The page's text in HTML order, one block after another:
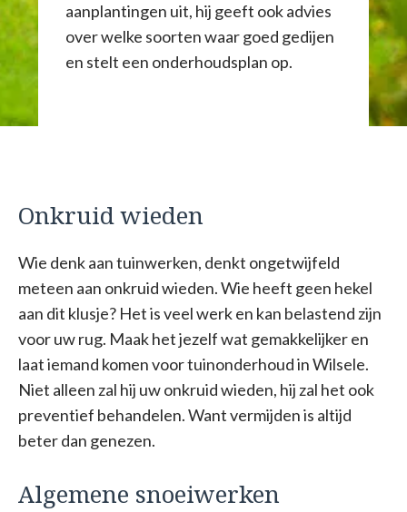
aanplantingen uit, hij geeft ook advies
over welke soorten waar goed gedijen
en stelt een onderhoudsplan op.
Onkruid wieden
Wie denk aan tuinwerken, denkt ongetwijfeld
meteen aan onkruid wieden. Wie heeft geen hekel
aan dit klusje? Het is veel werk en kan belastend zijn
voor uw rug. Maak het jezelf wat gemakkelijker en
laat iemand komen voor tuinonderhoud in Wilsele.
Niet alleen zal hij uw onkruid wieden, hij zal het ook
preventief behandelen. Want vermijden is altijd
beter dan genezen.
Algemene snoeiwerken